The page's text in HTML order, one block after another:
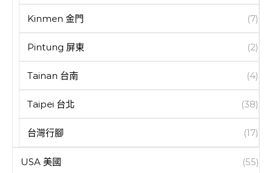
Kinmen 金門 (7)
Pintung 屏東 (2)
Tainan 台南 (4)
Taipei 台北 (38)
台灣行腳 (17)
USA 美國 (55)